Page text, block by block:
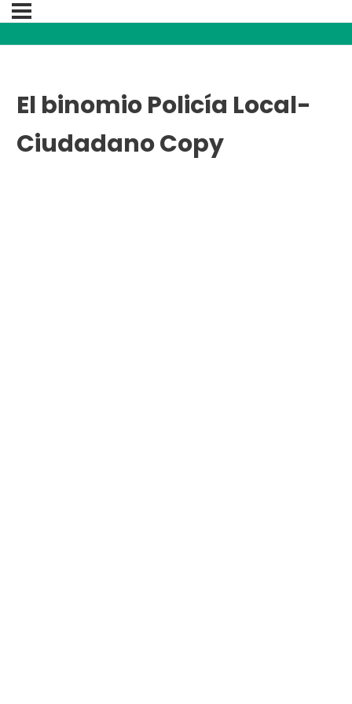
El binomio Policía Local-
Ciudadano Copy